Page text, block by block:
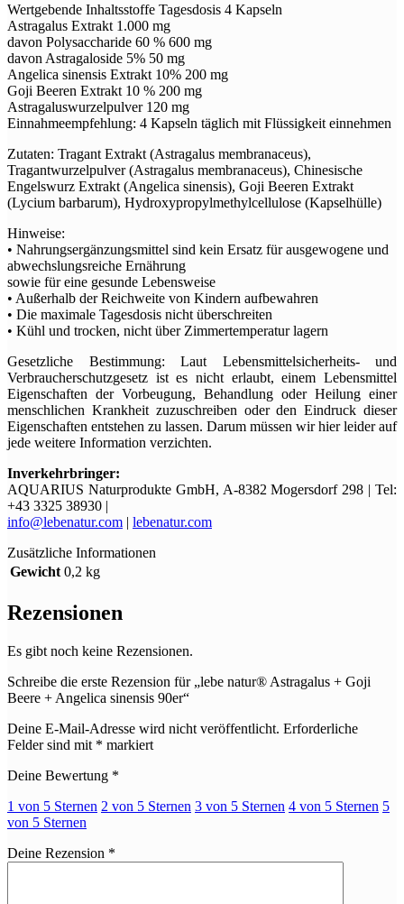
Wertgebende Inhaltsstoffe Tagesdosis 4 Kapseln
Astragalus Extrakt 1.000 mg
davon Polysaccharide 60 % 600 mg
davon Astragaloside 5% 50 mg
Angelica sinensis Extrakt 10% 200 mg
Goji Beeren Extrakt 10 % 200 mg
Astragaluswurzelpulver 120 mg
Einnahmeempfehlung: 4 Kapseln täglich mit Flüssigkeit einnehmen
Zutaten: Tragant Extrakt (Astragalus membranaceus),
Tragantwurzelpulver (Astragalus membranaceus), Chinesische
Engelswurz Extrakt (Angelica sinensis), Goji Beeren Extrakt
(Lycium barbarum), Hydroxypropylmethylcellulose (Kapselhülle)
Hinweise:
• Nahrungsergänzungsmittel sind kein Ersatz für ausgewogene und
abwechslungsreiche Ernährung
sowie für eine gesunde Lebensweise
• Außerhalb der Reichweite von Kindern aufbewahren
• Die maximale Tagesdosis nicht überschreiten
• Kühl und trocken, nicht über Zimmertemperatur lagern
Gesetzliche Bestimmung: Laut Lebensmittelsicherheits- und
Verbraucherschutzgesetz ist es nicht erlaubt, einem Lebensmittel
Eigenschaften der Vorbeugung, Behandlung oder Heilung einer
menschlichen Krankheit zuzuschreiben oder den Eindruck dieser
Eigenschaften entstehen zu lassen. Darum müssen wir hier leider auf
jede weitere Information verzichten.
Inverkehrbringer:
AQUARIUS Naturprodukte GmbH, A-8382 Mogersdorf 298 | Tel:
+43 3325 38930 |
info@lebenatur.com | lebenatur.com
Zusätzliche Informationen
Gewicht 0,2 kg
Rezensionen
Es gibt noch keine Rezensionen.
Schreibe die erste Rezension für „lebe natur® Astragalus + Goji
Beere + Angelica sinensis 90er“
Deine E-Mail-Adresse wird nicht veröffentlicht. Erforderliche
Felder sind mit * markiert
Deine Bewertung *
1 von 5 Sternen 2 von 5 Sternen 3 von 5 Sternen 4 von 5 Sternen 5
von 5 Sternen
Deine Rezension *